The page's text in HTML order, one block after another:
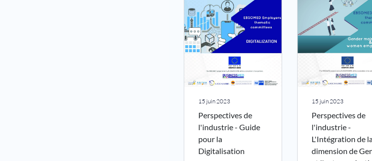
15 juin 2023
Perspectives de
l'industrie - Guide
pour la
Digitalisation
15 juin 2023
Perspectives de
l'industrie -
L'Intégration de
dimension de